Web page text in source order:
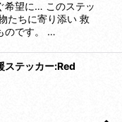
希望に… このステッ
たちに寄り添い 救
のです。 …
ステッカー:Red